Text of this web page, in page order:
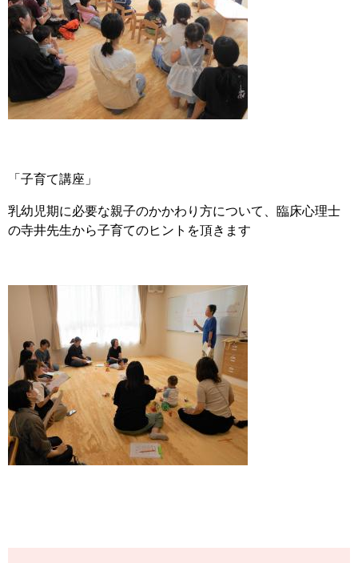
「子育て講座」
乳幼児期に必要な親子のかかわり方について、臨床心理士
の寺井先生から子育てのヒントを頂きます